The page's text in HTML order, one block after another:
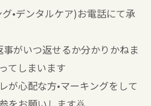
•デンタルケア)お電話にて承
がいつ返せるか分かりかねま
てしまいます
が心配な方•マーキングをして